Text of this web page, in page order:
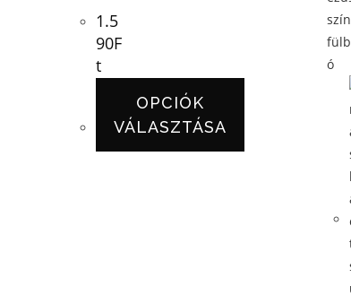
1.5
90F
t
OPCIÓK
VÁLASZTÁSA